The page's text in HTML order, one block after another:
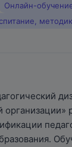
Онлайн-
организации»